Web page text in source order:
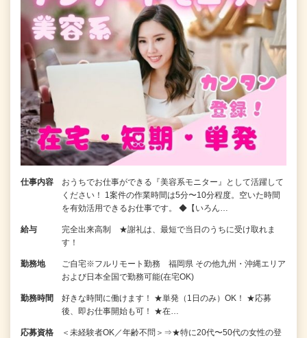
仕事内容
おうちでお仕事ができる『美容系モニター』として活躍して
ください！ 1案件の作業時間は5分〜10分程度。空いた時間
を有効活用できるお仕事です。 ◆【いろん…
給与
完全出来高制 ★謝礼は、最短で当日のうちに受け取れま
す！
勤務地
ご自宅※フルリモート勤務 福岡県 その他九州・沖縄エリア
および日本全国で勤務可能(在宅OK)
勤務時間
好きな時間に働けます！ ★単発（1日のみ）OK！ ★応募
後、即お仕事開始も可！ ★在…
応募資格
＜未経験者OK／年齢不問＞⇒★特に20代〜50代の女性の登